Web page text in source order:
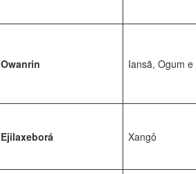
Owanrin Iansã, Ogum e
Ejilaxeborá Xangô